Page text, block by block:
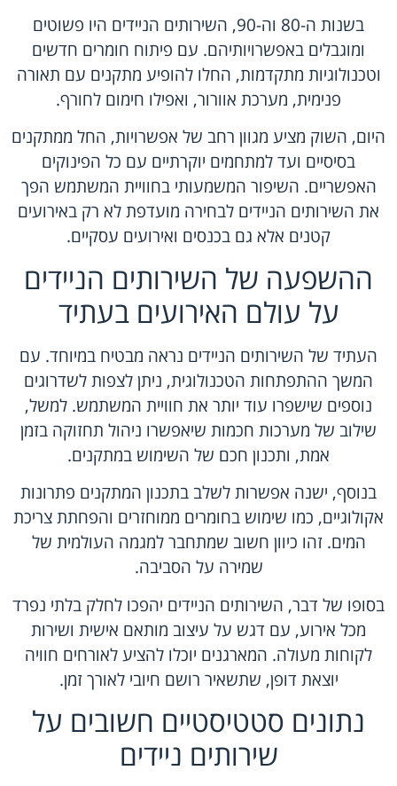
בשנות ה-80 וה-90, השירותים הניידים היו פשוטים
ומוגבלים באפשרויותיהם. עם פיתוח חומרים חדשים
וטכנולוגיות מתקדמות, החלו להופיע מתקנים עם תאורה
פנימית, מערכת אוורור, ואפילו חימום לחורף.
היום, השוק מציע מגוון רחב של אפשרויות, החל ממתקנים
בסיסיים ועד למתחמים יוקרתיים עם כל הפינוקים
האפשריים. השיפור המשמעותי בחוויית המשתמש הפך
את השירותים הניידים לבחירה מועדפת לא רק באירועים
קטנים אלא גם בכנסים ואירועים עסקיים.
ההשפעה של השירותים הניידים
על עולם האירועים בעתיד
העתיד של השירותים הניידים נראה מבטיח במיוחד. עם
המשך ההתפתחות הטכנולוגית, ניתן לצפות לשדרוגים
נוספים שישפרו עוד יותר את חוויית המשתמש. למשל,
שילוב של מערכות חכמות שיאפשרו ניהול תחזוקה בזמן
אמת, ותכנון חכם של השימוש במתקנים.
בנוסף, ישנה אפשרות לשלב בתכנון המתקנים פתרונות
אקולוגיים, כמו שימוש בחומרים ממוחזרים והפחתת צריכת
המים. זהו כיוון חשוב שמתחבר למגמה העולמית של
שמירה על הסביבה.
בסופו של דבר, השירותים הניידים יהפכו לחלק בלתי נפרד
מכל אירוע, עם דגש על עיצוב מותאם אישית ושירות
לקוחות מעולה. המארגנים יוכלו להציע לאורחים חוויה
יוצאת דופן, שתשאיר רושם חיובי לאורך זמן.
נתונים סטטיסטיים חשובים על
שירותים ניידים